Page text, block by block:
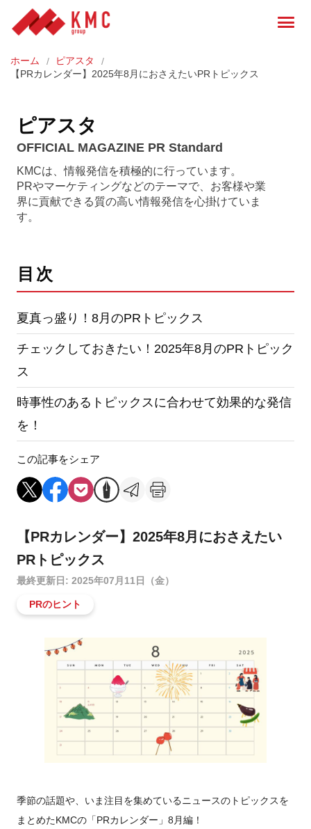
ホーム
ピアスタ
【PRカレンダー】2025年8月におさえたいPRトピックス
ピアスタ
OFFICIAL MAGAZINE PR Standard
KMCは、情報発信を積極的に行っています。
PRやマーケティングなどのテーマで、お客様や業
界に貢献できる質の高い情報発信を心掛けていま
す。
目次
夏真っ盛り！8月のPRトピックス
チェックしておきたい！2025年8月のPRトピック
ス
時事性のあるトピックスに合わせて効果的な発信
を！
この記事をシェア
【PRカレンダー】2025年8月におさえたい
PRトピックス
最終更新日: 2025年07月11日（金）
PRのヒント
季節の話題や、いま注目を集めているニュースのトピックスを
まとめたKMCの「PRカレンダー」8月編！